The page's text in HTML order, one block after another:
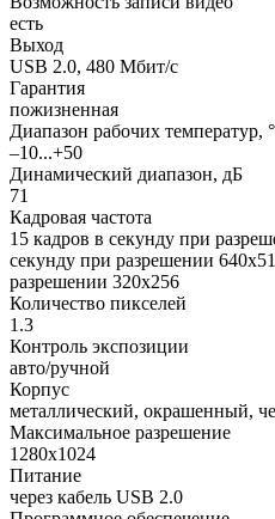
есть
Выход
USB 2.0, 480 Мбит/с
Гарантия
пожизненная
Диапазон рабочих температур,
–10...+50
Динамический диапазон, дБ
71
Кадровая частота
15 кадров в секунду при
секунду при разрешении
разрешении 320x256
Количество пикселей
1.3
Контроль экспозиции
авто/ручной
Корпус
металлический, окрашенный,
Максимальное разрешение
1280х1024
Питание
через кабель USB 2.0